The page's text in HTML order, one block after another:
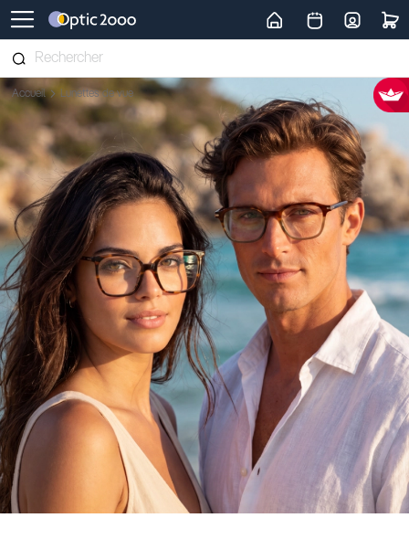
Retour vers la page d'accueil
Accueil Lunettes de vue